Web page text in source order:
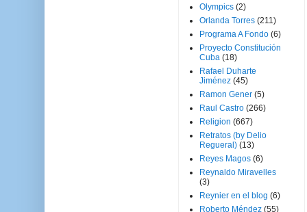
Olympics (2)
Orlanda Torres (211)
Programa A Fondo (6)
Proyecto Constitución
Cuba (18)
Rafael Duharte
Jiménez (45)
Ramon Gener (5)
Raul Castro (266)
Religion (667)
Retratos (by Delio
Regueral) (13)
Reyes Magos (6)
Reynaldo Miravelles
(3)
Reynier en el blog (6)
Roberto Méndez (55)